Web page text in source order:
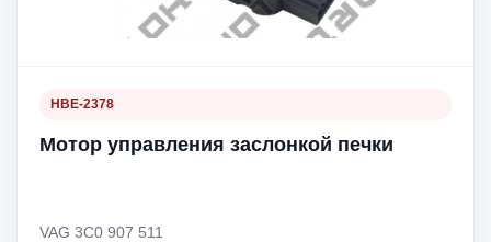
HBE-2378
Мотор управления заслонкой печки
VAG 3C0 907 511